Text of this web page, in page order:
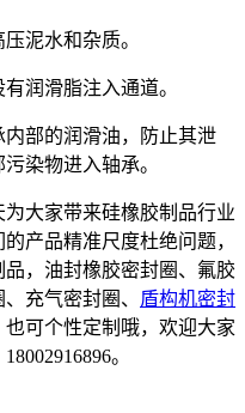
泥水和杂质。
润滑脂注入通道。
部的润滑油，防止其泄
染物进入轴承。
大家带来硅橡胶制品行业
产品精准尺度杜绝问题，
，油封橡胶密封圈、氟胶
充气密封圈、 盾构机密封
可个性定制哦，欢迎大家
。